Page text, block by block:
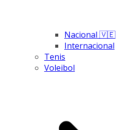
Nacional 🇻🇪
Internacional
Tenis
Voleibol